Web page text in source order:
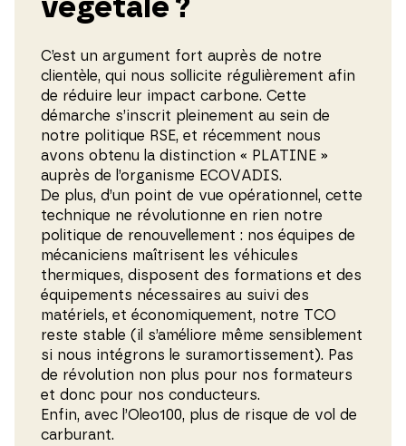
végétale ?
C’est un argument fort auprès de notre
clientèle, qui nous sollicite régulièrement afin
de réduire leur impact carbone. Cette
démarche s’inscrit pleinement au sein de
notre politique RSE, et récemment nous
avons obtenu la distinction « PLATINE »
auprès de l’organisme ECOVADIS.
De plus, d’un point de vue opérationnel, cette
technique ne révolutionne en rien notre
politique de renouvellement : nos équipes de
mécaniciens maîtrisent les véhicules
thermiques, disposent des formations et des
équipements nécessaires au suivi des
matériels, et économiquement, notre TCO
reste stable (il s’améliore même sensiblement
si nous intégrons le suramortissement). Pas
de révolution non plus pour nos formateurs
et donc pour nos conducteurs.
Enfin, avec l’Oleo100, plus de risque de vol de
carburant.